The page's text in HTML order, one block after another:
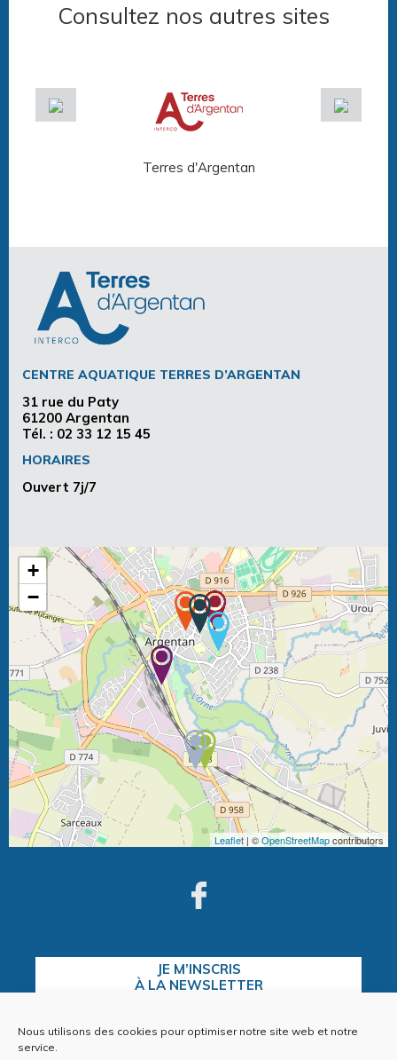
Nous utilisons des cookies pour optimiser notre site web et notre
service.
Consultez nos autres sites
Terres d'Argentan
CENTRE AQUATIQUE TERRES D’ARGENTAN
31 rue du Paty
61200 Argentan
Tél. : 02 33 12 15 45
HORAIRES
Ouvert 7j/7
+
−
Leaflet| ©OpenStreetMapcontributors
JE M’INSCRIS
À LA NEWSLETTER